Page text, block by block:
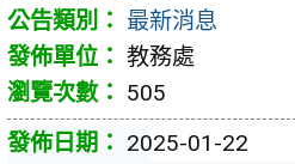
最新消息
教務處
505
2025-01-22